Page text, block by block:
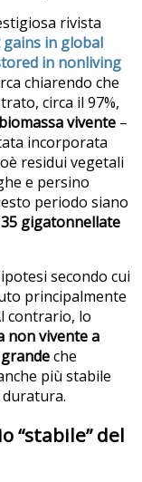
rivista
gains in global
in nonliving
chiarendo che
circa il 97%,
biomassa vivente –
incorporata
residui vegetali
e persino
periodo siano
35 gigatonnellate
secondo cui
principalmente
contrario, lo
non vivente a
che
più stabile
“stabile” del